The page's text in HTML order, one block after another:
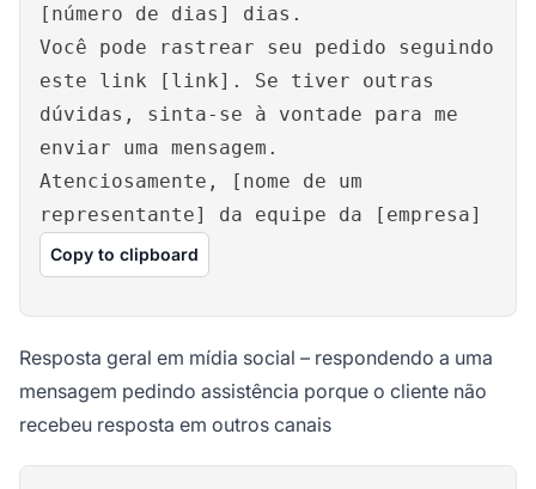
[número de dias] dias.
Você pode rastrear seu pedido seguindo
este link [link]. Se tiver outras
dúvidas, sinta-se à vontade para me
enviar uma mensagem.
Atenciosamente, [nome de um
representante] da equipe da [empresa]
Copy to clipboard
Resposta geral em mídia social – respondendo a uma
mensagem pedindo assistência porque o cliente não
recebeu resposta em outros canais